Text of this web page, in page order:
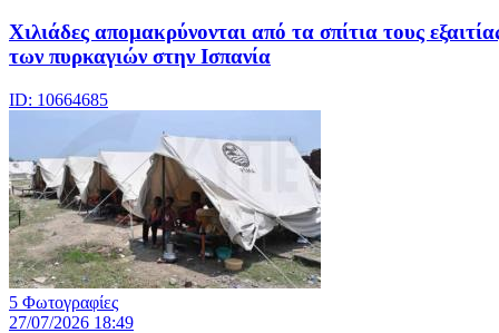
Χιλιάδες απομακρύνονται από τα σπίτια τους
των πυρκαγιών στην Ισπανία
ID: 10664685
5 Φωτογραφίες
27/07/2026 18:49